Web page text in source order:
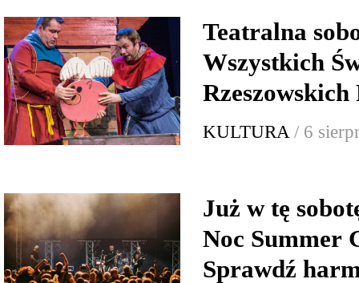
Teatralna
Wszystkich
KULTURA / 6
Już w tę
Noc Summer
Sprawdź